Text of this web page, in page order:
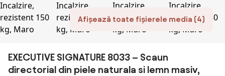
Afișează toate fișierele media (4)
EXECUTIVE SIGNATURE 8033 – Scaun
directorial din piele naturala si lemn masiv,